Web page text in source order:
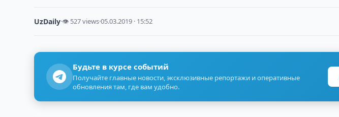
UzDaily·👁 527 views·05.03.2019 · 15:52
Будьте в курсе событий
Получайте главные новости, эксклюзивные репортажи и оперативные
обновления там, где вам удобно.